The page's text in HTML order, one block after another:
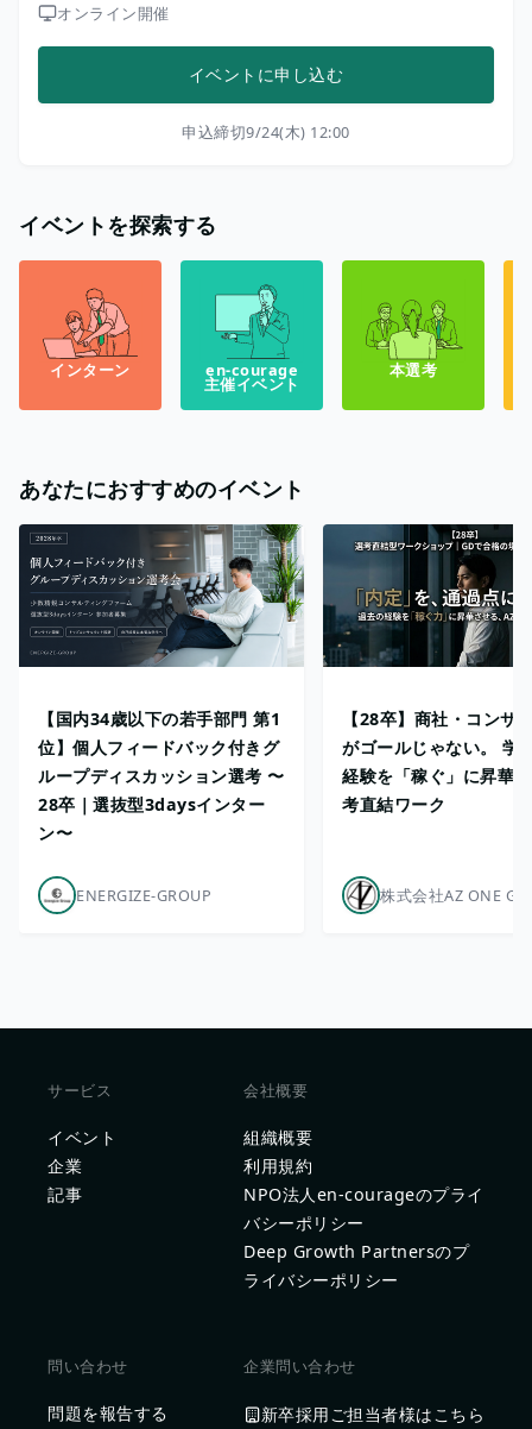
イベントを探索する
インターン en-courage
主催イベント
本選考
あなたにおすすめのイベント
【国内34歳以下の若手部門 第1
位】個人フィードバック付きグ
ループディスカッション選考 〜
28卒｜選抜型3daysインター
ン〜
ENERGIZE-GROUP
【28卒】商社・コンサ
がゴールじゃない。 学
経験を「稼ぐ」に昇華
考直結ワーク
株式会社AZ ONE
オンライン開催
イベントに申し込む
申込締切9/24(木) 12:00
サービス
イベント
企業
記事
会社概要
組織概要
利用規約
NPO法人en-courageのプライ
バシーポリシー
Deep Growth Partnersのプ
ライバシーポリシー
問い合わせ
問題を報告する
企業問い合わせ
新卒採用ご担当者様はこちら